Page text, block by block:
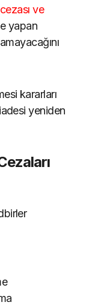
ve
yapan
kararları
yeniden